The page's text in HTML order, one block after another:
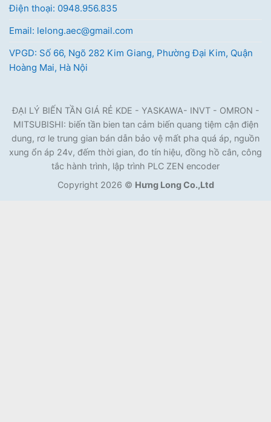
Điện thoại: 0948.956.835
Email: lelong.aec@gmail.com
VPGD: Số 66, Ngõ 282 Kim Giang, Phường Đại Kim, Quận
Hoàng Mai, Hà Nội
ĐẠI LÝ BIẾN TẦN GIÁ RẺ KDE - YASKAWA- INVT - OMRON -
MITSUBISHI: biến tần bien tan cảm biến quang tiệm cận điện
dung, rơ le trung gian bán dẫn bảo vệ mất pha quá áp, nguồn
xung ổn áp 24v, đếm thời gian, đo tín hiệu, đồng hồ cân, công
tắc hành trình, lập trình PLC ZEN encoder
Copyright 2026 © Hưng Long Co.,Ltd